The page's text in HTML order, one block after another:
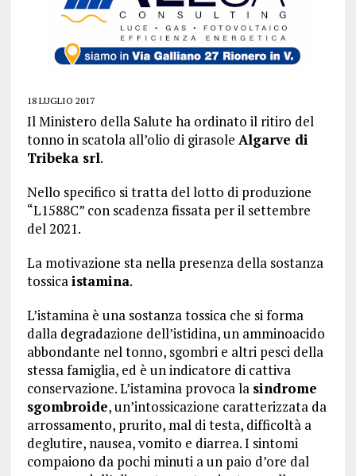
18 LUGLIO 2017
Il Ministero della Salute ha ordinato il ritiro del
tonno in scatola all’olio di girasole Algarve di
Tribeka srl.
Nello specifico si tratta del lotto di produzione
“L1588C” con scadenza fissata per il settembre
del 2021.
La motivazione sta nella presenza della sostanza
tossicaistamina.
L’istamina è una sostanza tossica che si forma
dalla degradazione dell’istidina, un amminoacido
abbondante nel tonno, sgombri e altri pesci della
stessa famiglia, ed è un indicatore di cattiva
conservazione. L’istamina provoca la sindrome
sgombroide, un’intossicazione caratterizzata da
arrossamento, prurito, mal di testa, difficoltà a
deglutire, nausea, vomito e diarrea. I sintomi
compaiono da pochi minuti a un paio d’ore dal